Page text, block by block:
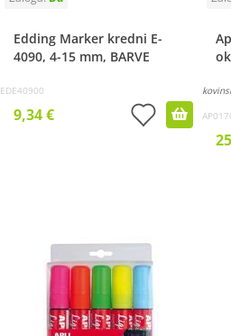
Edding Marker kredni E-
4090, 4-15 mm, BARVE
EDE40900
9,34 €